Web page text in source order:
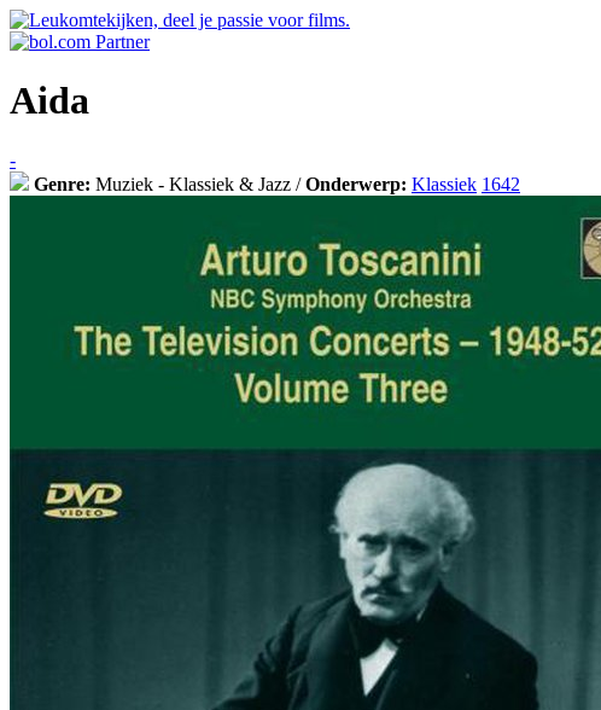
Aida
-
Genre: Muziek - Klassiek & Jazz /Onderwerp: Klassiek 1642